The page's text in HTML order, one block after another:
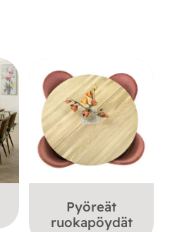
Pyöreät
ruokapöydät